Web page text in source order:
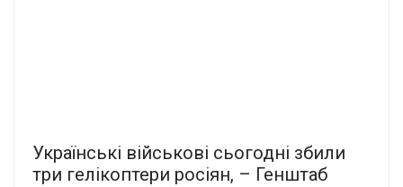
Українські військові сьогодні збили
три гелікоптери росіян, – Генштаб